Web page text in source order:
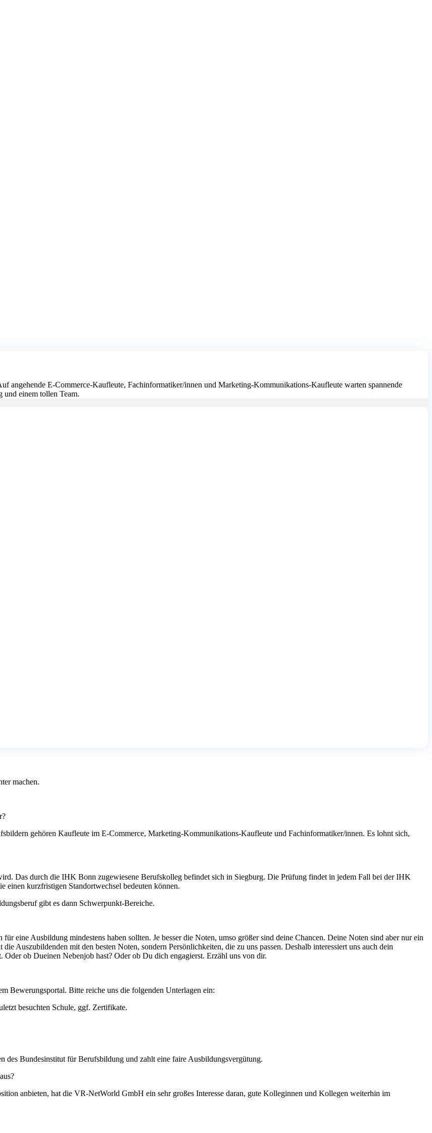
angehende E-Commerce-Kaufleute, Fachinformatiker/innen und Marketing-Kommunikations-Kaufleute warten spannende
und einem tollen Team.
machen.
gehören Kaufleute im E-Commerce, Marketing-Kommunikations-Kaufleute und Fachinformatiker/innen. Es lohnt sich,
Das durch die IHK Bonn zugewiesene Berufskolleg befindet sich in Siegburg. Die Prüfung findet in jedem Fall bei der IHK
einen kurzfristigen Standortwechsel bedeuten können.
gibt es dann Schwerpunkt-Bereiche.
eine Ausbildung mindestens haben sollten. Je besser die Noten, umso größer sind deine Chancen. Deine Noten sind aber nur ein
Auszubildenden mit den besten Noten, sondern Persönlichkeiten, die zu uns passen. Deshalb interessiert uns auch dein
Oder ob Dueinen Nebenjob hast? Oder ob Du dich engagierst. Erzähl uns von dir.
Bewerungsportal. Bitte reiche uns die folgenden Unterlagen ein:
besuchten Schule, ggf. Zertifikate.
Bundesinstitut für Berufsbildung und zahlt eine faire Ausbildungsvergütung.
anbieten, hat die VR-NetWorld GmbH ein sehr großes Interesse daran, gute Kolleginnen und Kollegen weiterhin im